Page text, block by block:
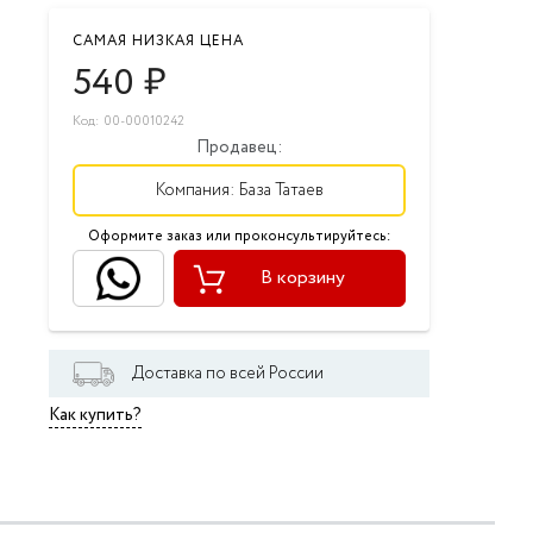
САМАЯ НИЗКАЯ ЦЕНА
540 ₽
Код: 00-00010242
Продавец:
Компания: База Татаев
Оформите заказ или проконсультируйтесь:
В корзину
Доставка по всей России
Как купить?